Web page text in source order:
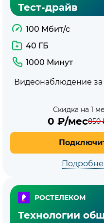
Тест-драйв
100 Мбит/с
40 ГБ
1000 Минут
Видеонаблюдение за
Скидка на 1
0 ₽/мес850
РОСТЕЛЕКОМ
Технологии